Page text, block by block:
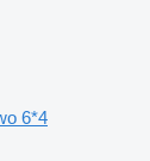
6*4